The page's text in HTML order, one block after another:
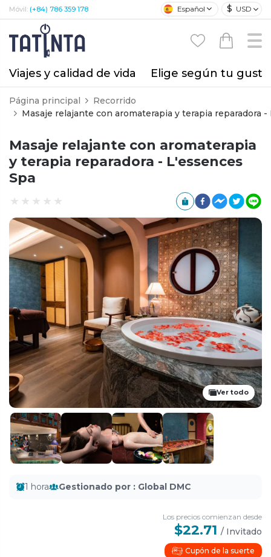
Móvil: (+84) 786 359 178 Español $ USD
Viajes y calidad de vida Elige según tu
Página principal
Recorrido
Masaje relajante con aromaterapia y terapia reparadora -
Masaje relajante con aromaterapia
y terapia reparadora - L'essences
Spa
Ver todo
1 hora Gestionado por : Global DMC
Los precios comienzan desde
$22.71 / Invitado
Cupón de la suerte